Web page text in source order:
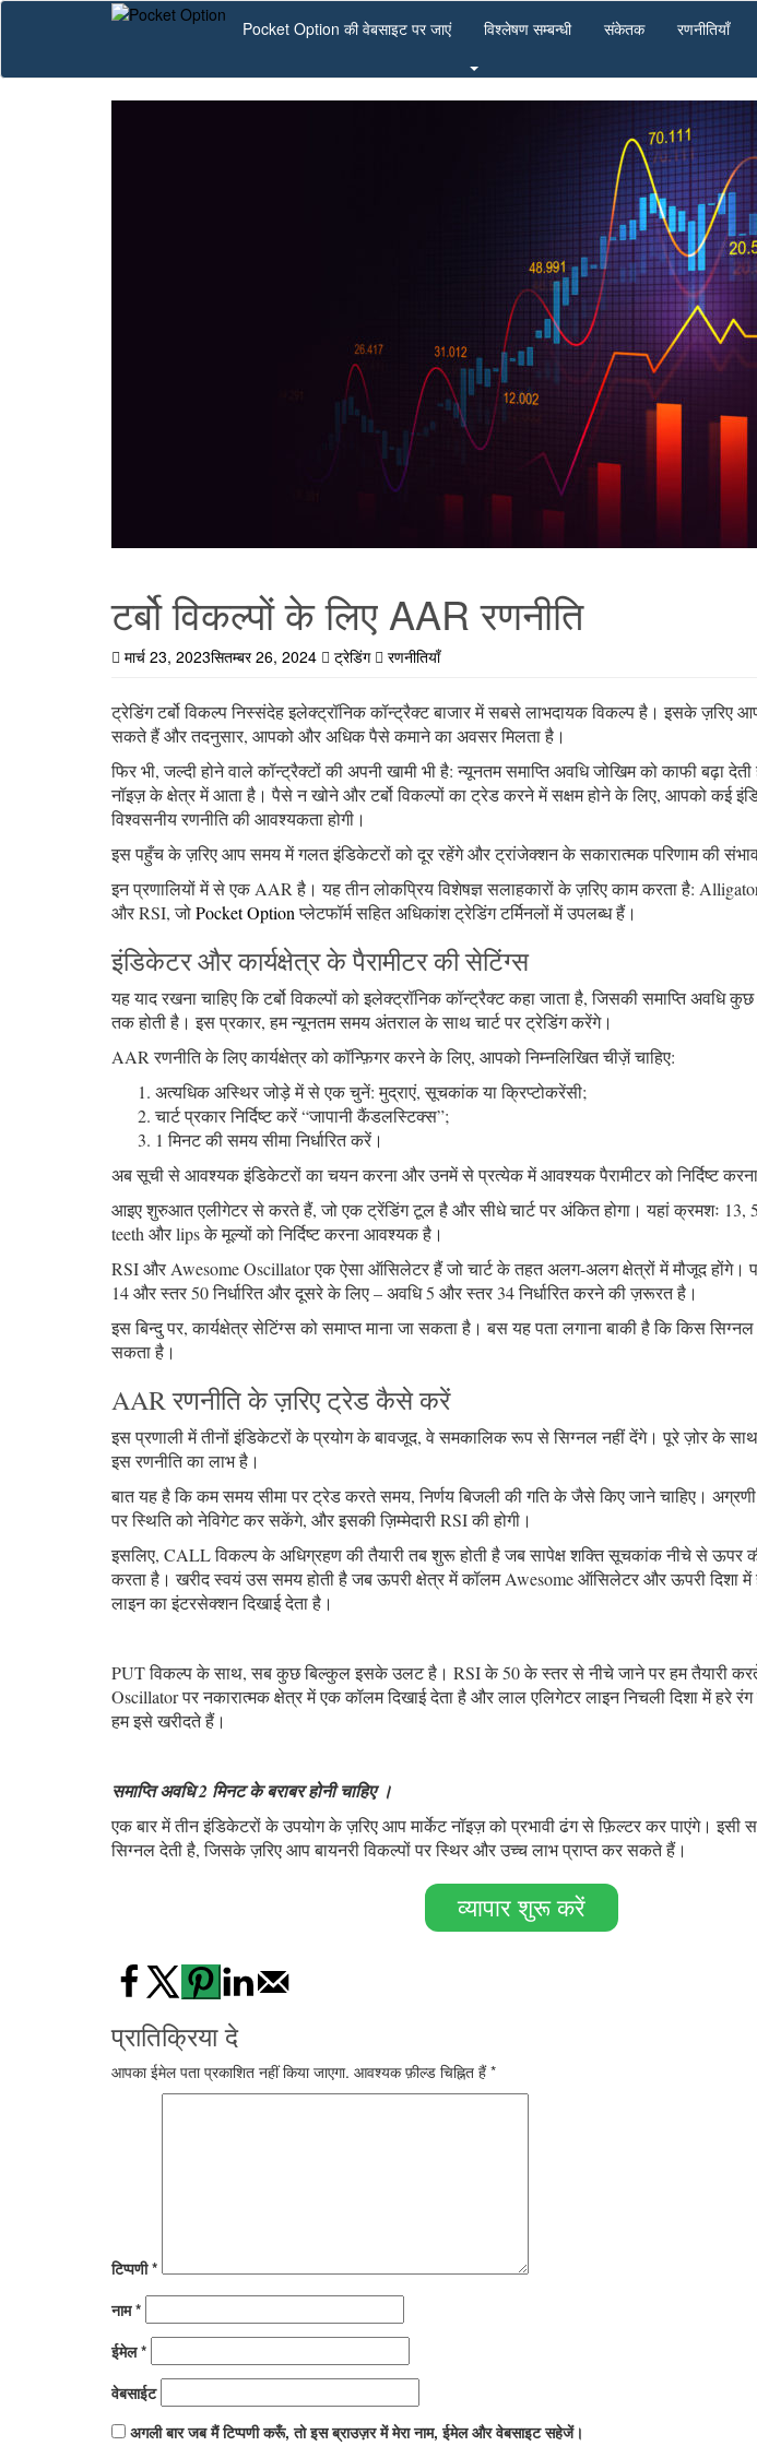
Skip
content
Pocket Option की वेबसाइट पर जाएं विश्‍लेषण सम्बन्धी संकेतक रणनीतियाँ
टर्बो विकल्पों के लिए AAR रणनीति
मार्च 23, 2023सितम्बर 26, 2024 ट्रेडिंग रणनीतियाँ
ट्रेडिंग टर्बो विकल्प निस्संदेह इलेक्ट्रॉनिक कॉन्ट्रैक्ट बाजार में सबसे लाभदायक विकल्प है। इसके ज़रिए
सकते हैं और तदनुसार, आपको और अधिक पैसे कमाने का अवसर मिलता है।
फिर भी, जल्दी होने वाले कॉन्ट्रैक्टों की अपनी खामी भी है: न्यूनतम समाप्ति अवधि जोखिम को काफी बढ़ा
नॉइज़ के क्षेत्र में आता है। पैसे न खोने और टर्बो विकल्पों का ट्रेड करने में सक्षम होने के लिए, आपको कई
विश्वसनीय रणनीति की आवश्यकता होगी।
इस पहुँच के ज़रिए आप समय में गलत इंडिकेटरों को दूर रहेंगे और ट्रांजेक्शन के सकारात्मक परिणाम की
इन प्रणालियों में से एक AAR है। यह तीन लोकप्रिय विशेषज्ञ सलाहकारों के ज़रिए काम करता है:
और RSI, जोPocket Optionप्लेटफॉर्म सहित अधिकांश ट्रेडिंग टर्मिनलों में उपलब्ध हैं।
इंडिकेटर और कार्यक्षेत्र के पैरामीटर की सेटिंग्स
यह याद रखना चाहिए कि टर्बो विकल्पों को इलेक्ट्रॉनिक कॉन्ट्रैक्ट कहा जाता है, जिसकी समाप्ति
तक होती है। इस प्रकार, हम न्यूनतम समय अंतराल के साथ चार्ट पर ट्रेडिंग करेंगे।
AAR रणनीति के लिए कार्यक्षेत्र को कॉन्फ़िगर करने के लिए, आपको निम्नलिखित चीज़ें चाहिए:
अत्यधिक अस्थिर जोड़े में से एक चुनें: मुद्राएं, सूचकांक या क्रिप्टोकरेंसी;
चार्ट प्रकार निर्दिष्ट करें “जापानी कैंडलस्टिक्स”;
1 मिनट की समय सीमा निर्धारित करें।
अब सूची से आवश्यक इंडिकेटरों का चयन करना और उनमें से प्रत्येक में आवश्यक पैरामीटर को निर्दिष्ट करना
आइए शुरुआत एलीगेटर से करते हैं, जो एक ट्रेंडिंग टूल है और सीधे चार्ट पर अंकित होगा। यहां क्रमशः 13,
teeth और lips के मूल्यों को निर्दिष्ट करना आवश्यक है।
RSI और Awesome Oscillator एक ऐसा ऑसिलेटर हैं जो चार्ट के तहत अलग-अलग क्षेत्रों में मौजूद
14 और स्तर 50 निर्धारित और दूसरे के लिए – अवधि 5 और स्तर 34 निर्धारित करने की ज़रूरत है।
इस बिन्दु पर, कार्यक्षेत्र सेटिंग्स को समाप्त माना जा सकता है। बस यह पता लगाना बाकी है कि किस
सकता है।
AAR रणनीति के ज़रिए ट्रेड कैसे करें
इस प्रणाली में तीनों इंडिकेटरों के प्रयोग के बावजूद, वे समकालिक रूप से सिग्नल नहीं देंगे। पूरे ज़ोर के
इस रणनीति का लाभ है।
बात यह है कि कम समय सीमा पर ट्रेड करते समय, निर्णय बिजली की गति के जैसे किए जाने चाहिए।
पर स्थिति को नेविगेट कर सकेंगे, और इसकी ज़िम्मेदारी RSI की होगी।
इसलिए, CALL विकल्प के अधिग्रहण की तैयारी तब शुरू होती है जब सापेक्ष शक्ति सूचकांक नीचे से ऊपर
करता है। खरीद स्वयं उस समय होती है जब ऊपरी क्षेत्र में कॉलम Awesome ऑसिलेटर और ऊपरी दिशा
लाइन का इंटरसेक्शन दिखाई देता है।
PUT विकल्प के साथ, सब कुछ बिल्कुल इसके उलट है। RSI के 50 के स्तर से नीचे जाने पर हम तैयारी
Oscillator पर नकारात्मक क्षेत्र में एक कॉलम दिखाई देता है और लाल एलिगेटर लाइन निचली दिशा में हरे
हम इसे खरीदते हैं।
समाप्ति अवधि 2 मिनट के बराबर होनी चाहिए ।
एक बार में तीन इंडिकेटरों के उपयोग के ज़रिए आप मार्केट नॉइज़ को प्रभावी ढंग से फ़िल्टर कर पाएंगे। इसी
सिग्नल देती है, जिसके ज़रिए आप बायनरी विकल्पों पर स्थिर और उच्च लाभ प्राप्त कर सकते हैं।
व्यापार शुरू करें
प्रातिक्रिया दे
आपका ईमेल पता प्रकाशित नहीं किया जाएगा. आवश्यक फ़ील्ड चिह्नित हैं*
टिप्पणी*
नाम*
ईमेल*
वेबसाईट
अगली बार जब मैं टिप्पणी करूँ, तो इस ब्राउज़र में मेरा नाम, ईमेल और वेबसाइट सहेजें।